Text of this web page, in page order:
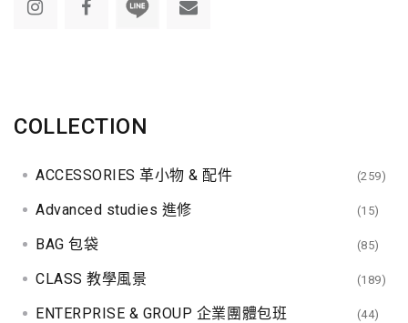
COLLECTION
ACCESSORIES 革小物 & 配件 (259)
Advanced studies 進修 (15)
BAG 包袋 (85)
CLASS 教學風景 (189)
ENTERPRISE & GROUP 企業團體包班 (44)